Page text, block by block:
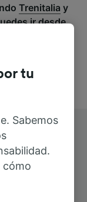
Trenitalia y
ir desde
tu
Sabemos
cómo